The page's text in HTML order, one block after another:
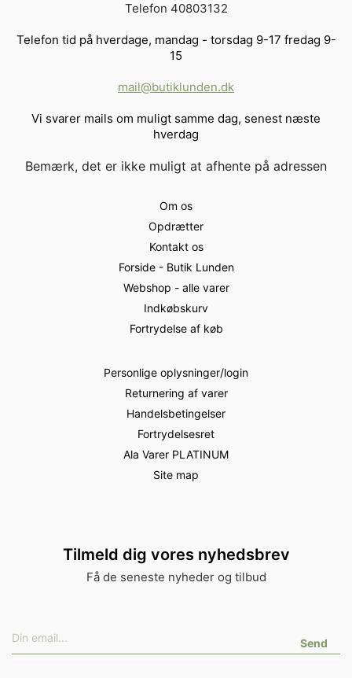
Telefon 40803132
Telefon tid på hverdage, mandag - torsdag 9-17 fredag 9-
15
mail@butiklunden.dk
Vi svarer mails om muligt samme dag, senest næste
hverdag
Bemærk, det er ikke muligt at afhente på adressen
Om os
Opdrætter
Kontakt os
Forside - Butik Lunden
Webshop - alle varer
Indkøbskurv
Fortrydelse af køb
Personlige oplysninger/login
Returnering af varer
Handelsbetingelser
Fortrydelsesret
Ala Varer PLATINUM
Site map
Tilmeld dig vores nyhedsbrev
Få de seneste nyheder og tilbud
Send